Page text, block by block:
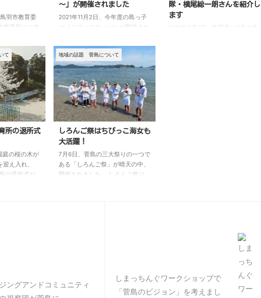
羽市教育委
務課長にご来
代表として、
考える会と町
者で対応させ
本協議会に
定された鳥羽
に基づいて
おり、当初
是非を議論す
う結構な修羅
ましたが、
合について
の意思確認
～」が開催されました
2021年11月2日、今年度の島っ子
ガイドフェスティバルが開催され
然豊かな漁村で生まれ育った菅島
小学校の全児童がそれぞれのコー
スに分かれて島をご案内するガイ
ドツアーイベントです。 今年度
は新型コロナウィルス感染・拡大
防止のため、例年のように菅島に
来ていただいてガイドするという
形式ではなく、子供たちが島内を
回りガイドする様子をオンライン
生配信するという形で実施しまし
保護者の方々をお客さまと見立て
てガイドを実施しましたので、2
隊・横尾総一朗さんを紹介し
ます
2021年7月1日、鳥羽市に3名の地
て
所の退所式
庭の桜の木が
え入れ、
の退所式が
を誘います。
防止のため、
なってしまい
ちの成長を感
的な式でし
退所証書を受
自信にあふ
地域の話題 菅島について
しろんご祭はちびっこ海女も
大活躍！
7月6日、菅島の三大祭りの一つで
ある「しろんご祭」が晴天の中、
開催されました。 しろんご祭り
（SEAKING）、その船をバック
に今年の奉納海女さんです。 奉
納海女は島の娘が担当します。
ングアンドコミュニティ
しまっちんぐワークショップで
「菅島のビジョン」を考えまし